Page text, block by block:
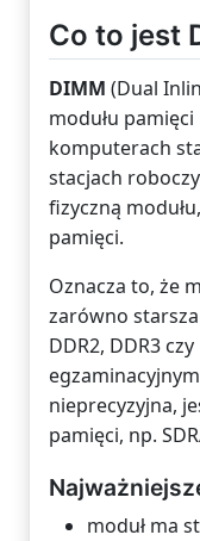
Co to jest
DIMM (Dual
modułu
komputerach
stacjach
fizyczną
pamięci.
Oznacza to, że
zarówno starsza
DDR2, DDR3
nieprecyzyjna,
pamięci, np.
moduł ma